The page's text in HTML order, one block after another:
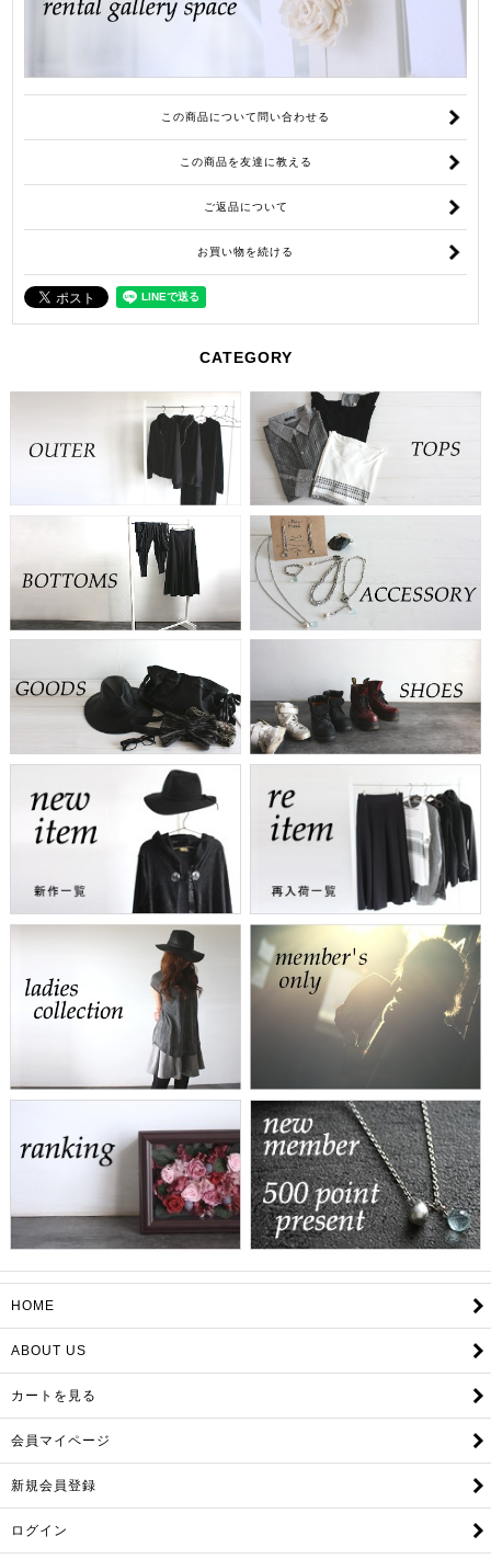
この商品について問い合わせる
この商品を友達に教える
ご返品について
お買い物を続ける
CATEGORY
HOME
ABOUT US
カートを見る
会員マイページ
新規会員登録
ログイン